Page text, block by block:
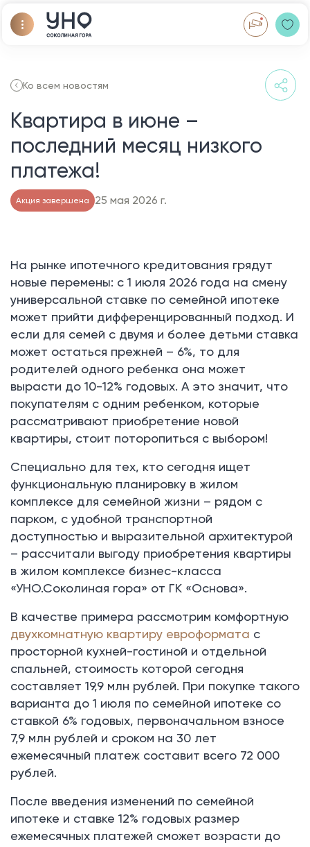
Ко всем новостям
Квартира в июне –
последний месяц низкого
платежа!
Акция завершена 25 мая 2026 г.
На рынке ипотечного кредитования грядут
новые перемены: с 1 июля 2026 года на смену
универсальной ставке по семейной ипотеке
может прийти дифференцированный подход. И
если для семей с двумя и более детьми ставка
может остаться прежней – 6%, то для
родителей одного ребенка она может
вырасти до 10-12% годовых. А это значит, что
покупателям с одним ребенком, которые
рассматривают приобретение новой
квартиры, стоит поторопиться с выбором!
Специально для тех, кто сегодня ищет
функциональную планировку в жилом
комплексе для семейной жизни – рядом с
парком, с удобной транспортной
доступностью и выразительной архитектурой
– рассчитали выгоду приобретения квартиры
в жилом комплексе бизнес-класса
«УНО.Соколиная гора» от ГК «Основа».
В качестве примера рассмотрим комфортную
двухкомнатную квартиру евроформата с
просторной кухней-гостиной и отдельной
спальней, стоимость которой сегодня
составляет 19,9 млн рублей. При покупке такого
варианта до 1 июля по семейной ипотеке со
ставкой 6% годовых, первоначальном взносе
7,9 млн рублей и сроком на 30 лет
ежемесячный платеж составит всего 72 000
рублей.
После введения изменений по семейной
ипотеке и ставке 12% годовых размер
ежемесячных платежей сможет возрасти до